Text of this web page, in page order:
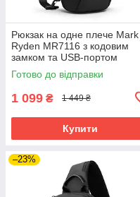
Рюкзак на одне плече Mark
Ryden MR7116 з кодовим
замком та USB-портом
(Чорний)
Готово до відправки
1 099 ₴ 1 449 ₴
Купити
–23%